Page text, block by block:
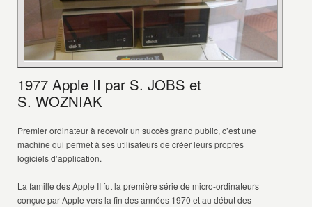
1977 Apple II par S. JOBS et
S. WOZNIAK
Premier ordinateur à recevoir un succès grand public, c’est une
machine qui permet à ses utilisateurs de créer leurs propres
logiciels d’application.
La famille des Apple II fut la première série de micro-ordinateurs
conçue par Apple vers la fin des années 1970 et au début des